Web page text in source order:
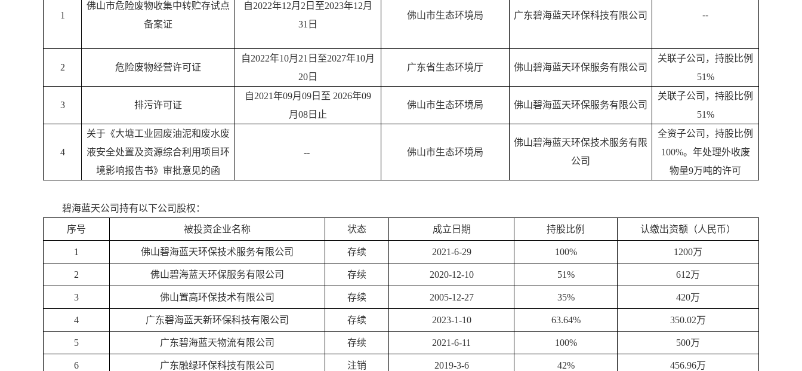
1
佛山市危险废物收集中转贮存试点
备案证
自2022年12月2日至2023年12月
31日
佛山市生态环境局 广东碧海蓝天环保科技有限公司 --
2 危险废物经营许可证
自2022年10月21日至2027年10月
20日
广东省生态环境厅 佛山碧海蓝天环保服务有限公司
关联子公司，持股比例
51%
3 排污许可证
自2021年09月09日至 2026年09
月08日止
佛山市生态环境局 佛山碧海蓝天环保服务有限公司
关联子公司，持股比例
51%
4
关于《大塘工业园废油泥和废水废
液安全处置及资源综合利用项目环
境影响报告书》审批意见的函
-- 佛山市生态环境局
佛山碧海蓝天环保技术服务有限
公司
全资子公司，持股比例
100%。年处理外收废
物量9万吨的许可
碧海蓝天公司持有以下公司股权：
序号 被投资企业名称 状态 成立日期 持股比例 认缴出资额（人民币）
1 佛山碧海蓝天环保技术服务有限公司 存续 2021-6-29 100% 1200万
2 佛山碧海蓝天环保服务有限公司 存续 2020-12-10 51% 612万
3 佛山置高环保技术有限公司 存续 2005-12-27 35% 420万
4 广东碧海蓝天新环保科技有限公司 存续 2023-1-10 63.64% 350.02万
5 广东碧海蓝天物流有限公司 存续 2021-6-11 100% 500万
6 广东融绿环保科技有限公司 注销 2019-3-6 42% 456.96万